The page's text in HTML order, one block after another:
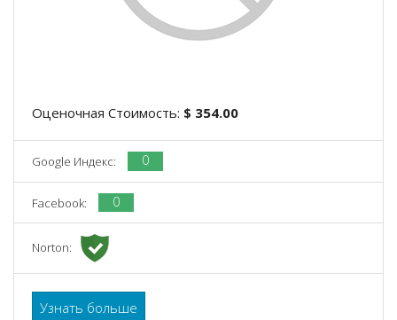
Оценочная Стоимость: $ 354.00
Google Индекс: 0
Facebook: 0
Norton:
Узнать больше